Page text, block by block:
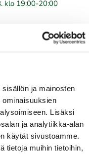
ja mainosten
ominaisuuksien
Lisäksi
ja analytiikka-alan
käytät sivustoamme.
tietoja muihin tietoihin,
klo 19:00-20:00